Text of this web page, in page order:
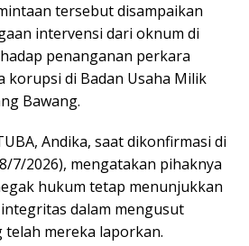
tersebut disampaikan
intervensi dari oknum di
penanganan perkara
korupsi di Badan Usaha Milik
Bawang.
Andika, saat dikonfirmasi di
7/2026), mengatakan pihaknya
hukum tetap menunjukkan
dalam mengusut
mereka laporkan.